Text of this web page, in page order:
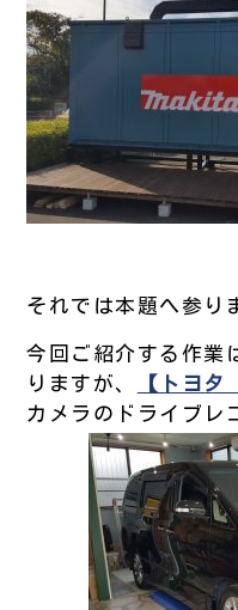
それでは本題へ参り
今回ご紹介する作業
りますが、
【トヨ
カメラのドライブレ